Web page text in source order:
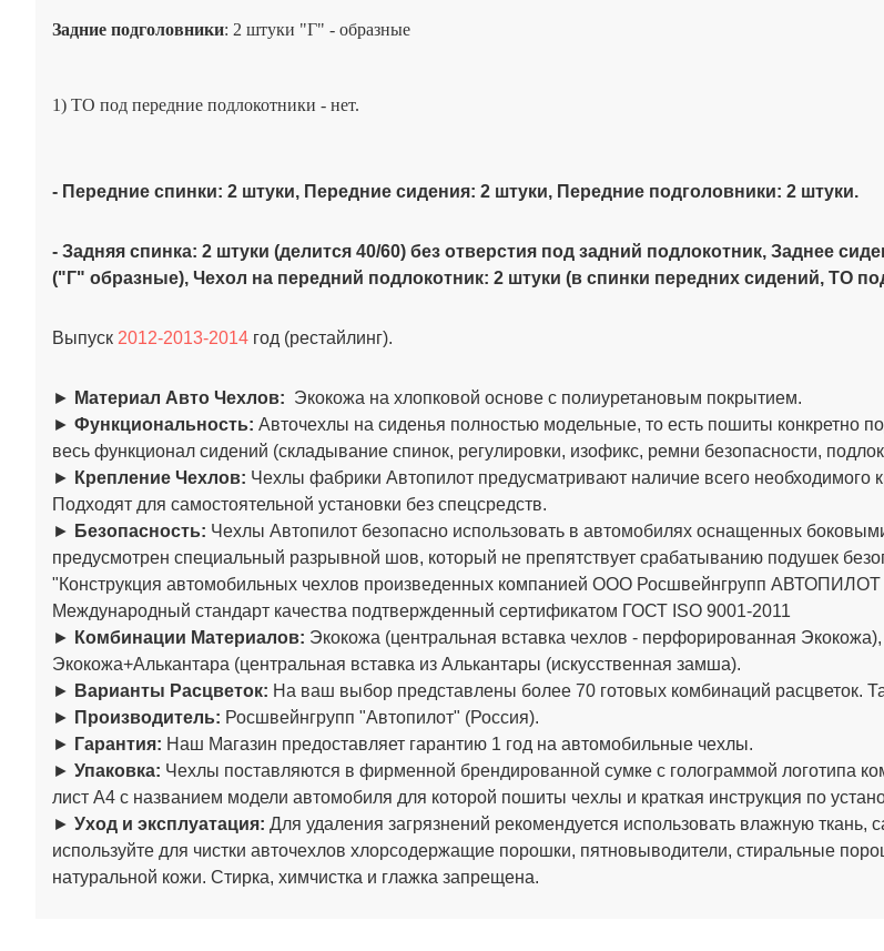
Задние подголовники: 2 штуки "Г" - образные
1) ТО под передние подлокотники - нет.
- Передние спинки: 2 штуки, Передние сидения: 2 штуки, Передние подголовники: 2 штуки.
- Задняя спинка: 2 штуки (делится 40/60) без отверстия под задний подлокотник, Заднее
("Г" образные), Чехол на передний подлокотник: 2 штуки (в спинки передних сидений, ТО
Выпуск 2012-2013-2014 год (рестайлинг).
► Материал Авто Чехлов: Экокожа на хлопковой основе с полиуретановым покрытием.
► Функциональность: Авточехлы на сиденья полностью модельные, то есть пошиты конкретно
весь функционал сидений (складывание спинок, регулировки, изофикс, ремни безопасности,
► Крепление Чехлов: Чехлы фабрики Автопилот предусматривают наличие всего необходимого
Подходят для самостоятельной установки без спецсредств.
► Безопасность: Чехлы Автопилот безопасно использовать в автомобилях оснащенных
предусмотрен специальный разрывной шов, который не препятствует срабатыванию подушек
"Конструкция автомобильных чехлов произведенных компанией ООО Росшвейнгрупп АВТОПИЛОТ
Международный стандарт качества подтвержденный сертификатом ГОСТ ISO 9001-2011
► Комбинации Материалов: Экокожа (центральная вставка чехлов - перфорированная
Экокожа+Алькантара (центральная вставка из Алькантары (искусственная замша).
► Варианты Расцветок: На ваш выбор представлены более 70 готовых комбинаций расцветок.
► Производитель: Росшвейнгрупп "Автопилот" (Россия).
► Гарантия: Наш Магазин предоставляет гарантию 1 год на автомобильные чехлы.
► Упаковка: Чехлы поставляются в фирменной брендированной сумке с голограммой логотипа
лист А4 с названием модели автомобиля для которой пошиты чехлы и краткая инструкция по
► Уход и эксплуатация: Для удаления загрязнений рекомендуется использовать влажную ткань,
используйте для чистки авточехлов хлорсодержащие порошки, пятновыводители, стиральные
натуральной кожи. Стирка, химчистка и глажка запрещена.